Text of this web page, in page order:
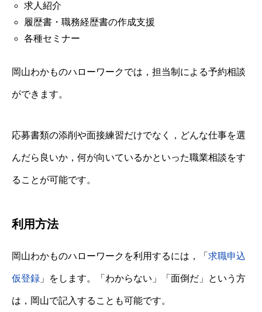
求人紹介
履歴書・職務経歴書の作成支援
各種セミナー
岡山わかものハローワークでは，担当制による予約相談
ができます。
応募書類の添削や面接練習だけでなく，どんな仕事を選
んだら良いか，何が向いているかといった職業相談をす
ることが可能です。
利用方法
岡山わかものハローワークを利用するには，「 求職申込
仮登録 」をします。「わからない」「面倒だ」という方
は，岡山で記入することも可能です。